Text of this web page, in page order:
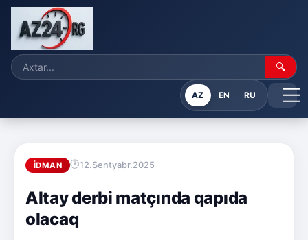
🔍
AZ EN RU
İDMAN 12.Sentyabr.2025
Altay derbi matçında qapıda
olacaq